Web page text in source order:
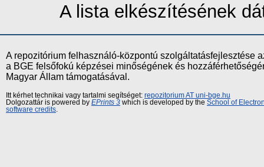
A lista elkészítésének
A repozitórium felhasználó-központú szolgáltatásfejlesztése
a BGE felsőfokú képzései minőségének és
Magyar Állam támogatásával.
Itt kérhet technikai vagy tartalmi segítséget: repozitorium AT uni-bge.hu
Dolgozattár is powered by EPrints 3 which is developed by the School of
software credits